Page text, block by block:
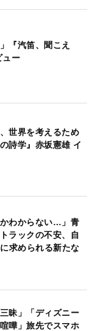
『汽笛、聞こえ
ュー
世界を考えるため
詩学』赤坂憲雄 イ
かわからない…」青
ラックの不安、自
求められる新たな
昧」「ディズニー
嘩」旅先でスマホ